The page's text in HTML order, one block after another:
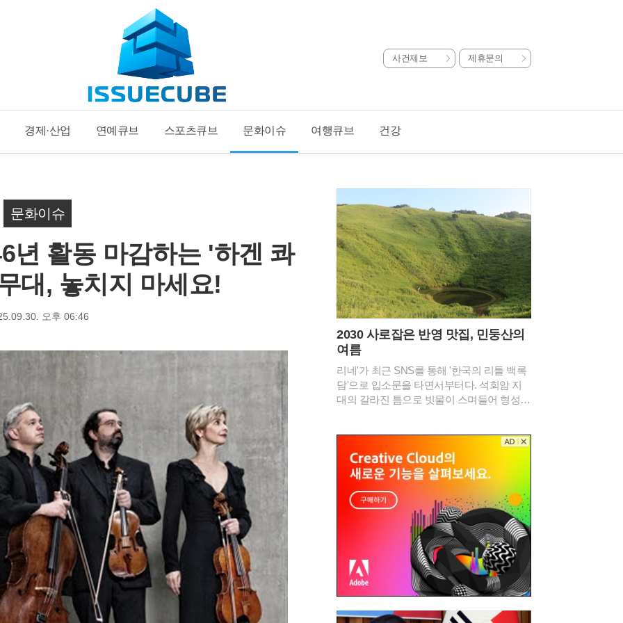
사건제보 제휴문의
경제·산업 연예큐브 스포츠큐브 문화이슈 여행큐브 건강
문화이슈
년 활동 마감하는 '하겐 콰
대, 놓치지 마세요!
오후 06:46
2030 사로잡은 반영 맛집, 민둥산의
여름
리네'가 최근 SNS를 통해 '한국의 리틀 백록
담'으로 입소문을 타면서부터다. 석회암 지
대의 갈라진 틈으로 빗물이 스며들어 형성된
름의 기록적인 폭염 속에서도 이곳은 섭씨 2
0도 안팎의 서늘한 기온을 유지하며 피서객
들에게 새로운 트레킹 성지로 급부상했다.민
물 표면에 그대로 비치는 투명한 반영에 있
다. 초록빛 억새 군락이 물웅덩이를 감싸 안
은 모습은 마치 정교하게 연출된 컴퓨터 배
경 화면을 연상케 한다. 과거 주민들이 산나
물 채취를 위해 매년 불을 놓았던 습관 덕분
에 정상부에 나무가 거의 없는 독특한 지형
이 형성되었고, 이는 오히려 돌리네의 탁 트
덕에 홀로 서 있는 나무 한 그루는 광활한 초